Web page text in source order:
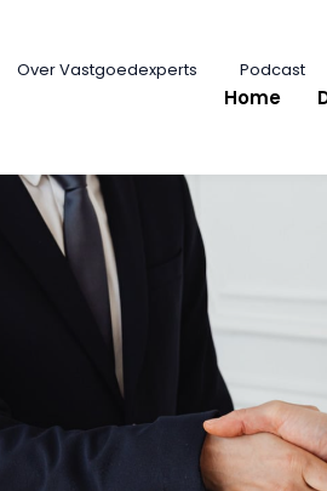
Over Vastgoedexperts Podcast
Home